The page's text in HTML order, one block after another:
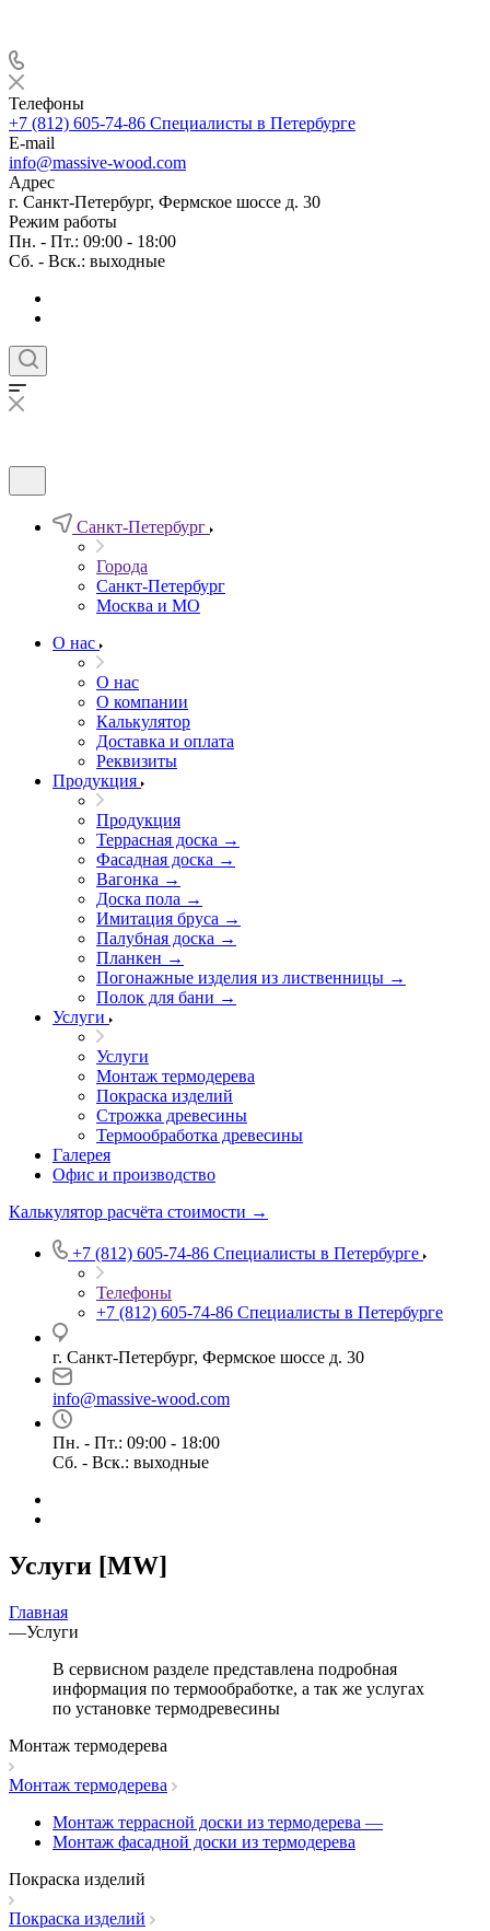
Телефоны
+7 (812) 605-74-86 Специалисты в Петербурге
E-mail
info@massive-wood.com
Адрес
г. Санкт-Петербург, Фермское шоссе д. 30
Режим работы
Пн. - Пт.: 09:00 - 18:00
Сб. - Вск.: выходные
Санкт-Петербург
Города
Санкт-Петербург
Москва и МО
О нас
О нас
О компании
Калькулятор
Доставка и оплата
Реквизиты
Продукция
Продукция
Террасная доска →
Фасадная доска →
Вагонка →
Доска пола →
Имитация бруса →
Палубная доска →
Планкен →
Погонажные изделия из лиственницы →
Полок для бани →
Услуги
Услуги
Монтаж термодерева
Покраска изделий
Строжка древесины
Термообработка древесины
Галерея
Офис и производство
Калькулятор расчёта стоимости →
+7 (812) 605-74-86 Специалисты в Петербурге
Телефоны
+7 (812) 605-74-86 Специалисты в Петербурге
г. Санкт-Петербург, Фермское шоссе д. 30
info@massive-wood.com
Пн. - Пт.: 09:00 - 18:00
Сб. - Вск.: выходные
Услуги [MW]
Главная
—Услуги
В сервисном разделе представлена подробная
информация по термообработке, а так же услугах
по установке термодревесины
Монтаж термодерева
Монтаж термодерева
Монтаж террасной доски из термодерева —
Монтаж фасадной доски из термодерева
Покраска изделий
Покраска изделий